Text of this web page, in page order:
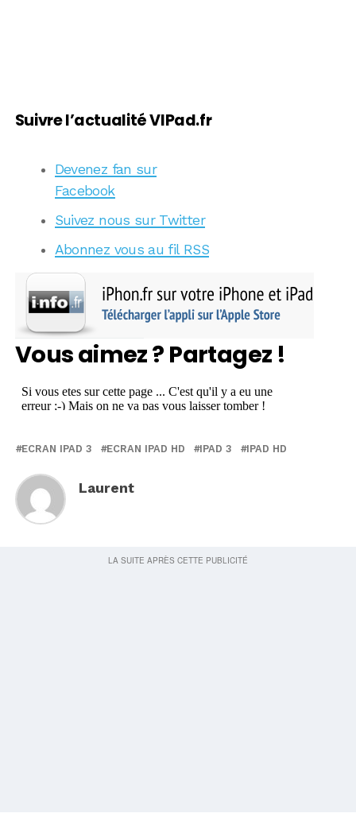
Suivre l’actualité VIPad.fr
Devenez fan sur
Facebook
Suivez nous sur Twitter
Abonnez vous au fil RSS
Vous aimez ? Partagez !
ECRAN IPAD 3 ECRAN IPAD HD IPAD 3 IPAD HD
Laurent